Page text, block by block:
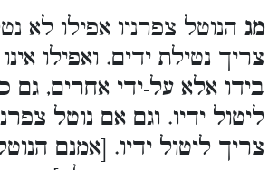
מג הנוטל צפרניו אפילו לא
צריך נטילת ידים. ואפילו
בידו אלא על-ידי אחרים, גם
ליטול ידיו. וגם אם נוטל
צריך ליטול ידיו. [אמנם